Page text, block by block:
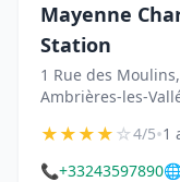
Mayenne
Station
1 Rue des
Ambrières-les-
★★★★☆4/5•1
📞+33243597890